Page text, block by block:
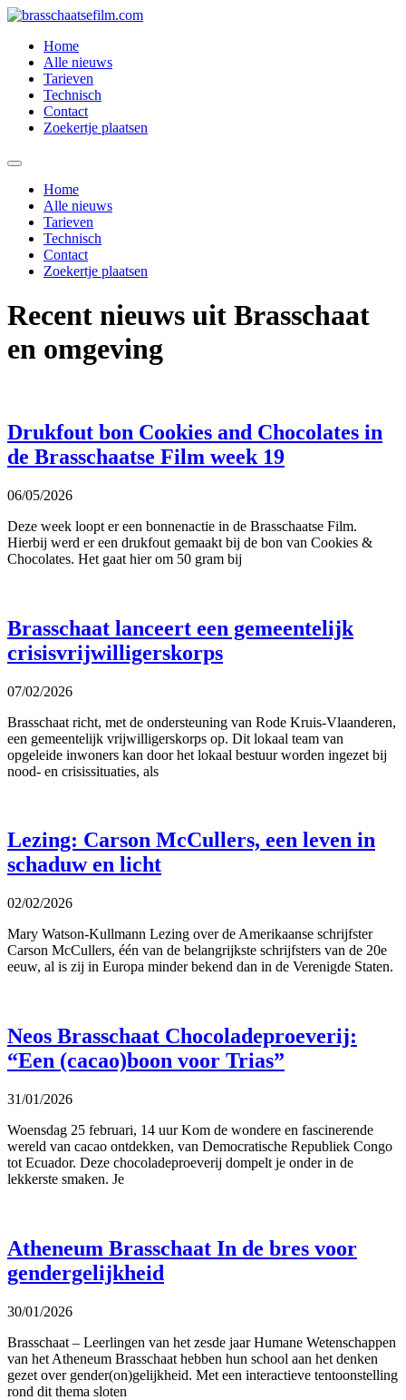
Spring
inhoud
Home
Alle nieuws
Tarieven
Technisch
Contact
Zoekertje plaatsen
Home
Alle nieuws
Tarieven
Technisch
Contact
Zoekertje plaatsen
Recent nieuws uit Brasschaat
en omgeving
Drukfout bon Cookies and Chocolates in
de Brasschaatse Film week 19
06/05/2026
Deze week loopt er een bonnenactie in de Brasschaatse Film.
Hierbij werd er een drukfout gemaakt bij de bon van Cookies &
Chocolates. Het gaat hier om 50 gram bij
Brasschaat lanceert een gemeentelijk
crisisvrijwilligerskorps
07/02/2026
Brasschaat richt, met de ondersteuning van Rode Kruis-Vlaanderen,
een gemeentelijk vrijwilligerskorps op. Dit lokaal team van
opgeleide inwoners kan door het lokaal bestuur worden ingezet bij
nood- en crisissituaties, als
Lezing: Carson McCullers, een leven in
schaduw en licht
02/02/2026
Mary Watson-Kullmann Lezing over de Amerikaanse schrijfster
Carson McCullers, één van de belangrijkste schrijfsters van de 20e
eeuw, al is zij in Europa minder bekend dan in de Verenigde Staten.
Neos Brasschaat Chocoladeproeverij:
“Een (cacao)boon voor Trias”
31/01/2026
Woensdag 25 februari, 14 uur Kom de wondere en fascinerende
wereld van cacao ontdekken, van Democratische Republiek Congo
tot Ecuador. Deze chocoladeproeverij dompelt je onder in de
lekkerste smaken. Je
Atheneum Brasschaat In de bres voor
gendergelijkheid
30/01/2026
Brasschaat – Leerlingen van het zesde jaar Humane Wetenschappen
van het Atheneum Brasschaat hebben hun school aan het denken
gezet over gender(on)gelijkheid. Met een interactieve tentoonstelling
rond dit thema sloten